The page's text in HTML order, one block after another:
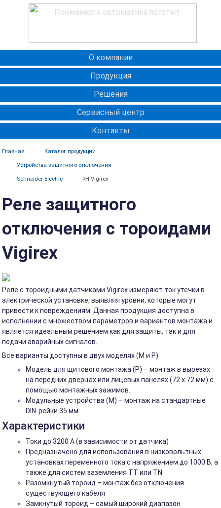
О компании
Продукция
Решения
Сервисный центр
Контакты
Главная Каталог продукции
Устройства защитного отключения
Schneider Electric RH Vigirex
Реле защитного
отключения с тороидами
Vigirex
Реле с тороидными датчиками Vigirex измеряют ток утечки в
электрической установке, выявляя уровни, которые могут
привести к повреждениям. Данная продукция доступна в
исполнении с множеством параметров и вариантов монтажа и
является идеальным решением как для защиты, так и для
подачи аварийных сигналов.
Все варианты доступны в двух моделях (M и P):
Модель для щитового монтажа (P) – монтаж в вырезах
на передних дверцах или лицевых панелях (72 x 72 мм) с
помощью монтажных зажимов.
Модульные устройства (M) – монтаж на стандартные
DIN-рейки 35 мм.
Характеристики
Токи до 3200 А (в зависимости от датчика)
Предназначено для использования в низковольтных
установках переменного тока с напряжением до 1000 В, а
также для систем заземления TT или TN
Разомкнутый тороид – монтаж без отключения
существующего кабеля
Замкнутый тороид – самый широкий диапазон